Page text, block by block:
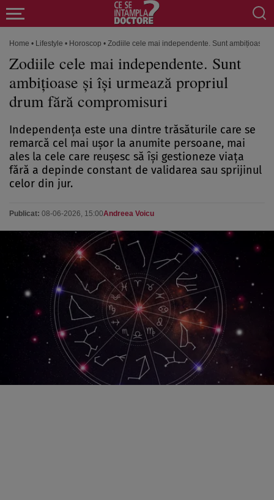
Home • Lifestyle • Horoscop • Zodiile cele mai independente. Sunt ambițioase
Zodiile cele mai independente. Sunt
ambițioase și își urmează propriul
drum fără compromisuri
Independența este una dintre trăsăturile care se
remarcă cel mai ușor la anumite persoane, mai
ales la cele care reușesc să își gestioneze viața
fără a depinde constant de validarea sau sprijinul
celor din jur.
Publicat: 08-06-2026, 15:00Andreea Voicu